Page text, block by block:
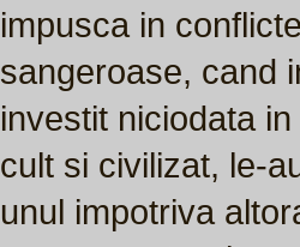
impusca in
sangeroase, cand
investit niciodata
cult si civilizat, le-
unul impotriva